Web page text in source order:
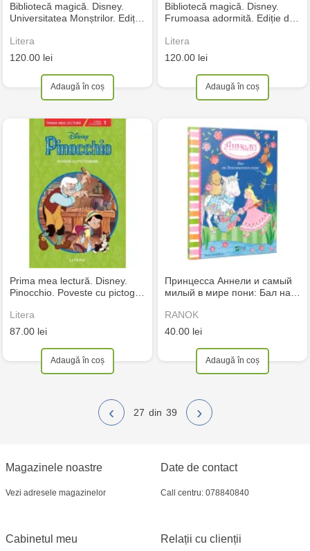
Bibliotecă magică. Disney.
Universitatea Monștrilor. Ediț…
Litera
120.00 lei
Adaugă în coș
Bibliotecă magică. Disney.
Frumoasa adormită. Ediție d…
Litera
120.00 lei
Adaugă în coș
Prima mea lectură. Disney.
Pinocchio. Poveste cu pictog…
Litera
87.00 lei
Adaugă în coș
Принцесса Аннели и самый
милый в мире пони: Бал на…
RANOK
40.00 lei
Adaugă în coș
‹ 27 39 ›
Magazinele noastre
Vezi adresele magazinelor
Relații cu clienții
Cabinetul meu
Date de contact
Call centru: 078840840